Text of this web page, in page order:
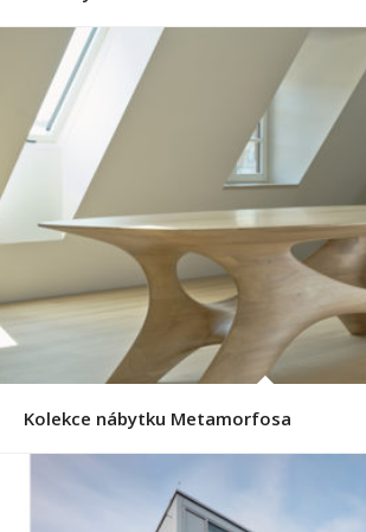
Kolekce nábytku Metamorfosa